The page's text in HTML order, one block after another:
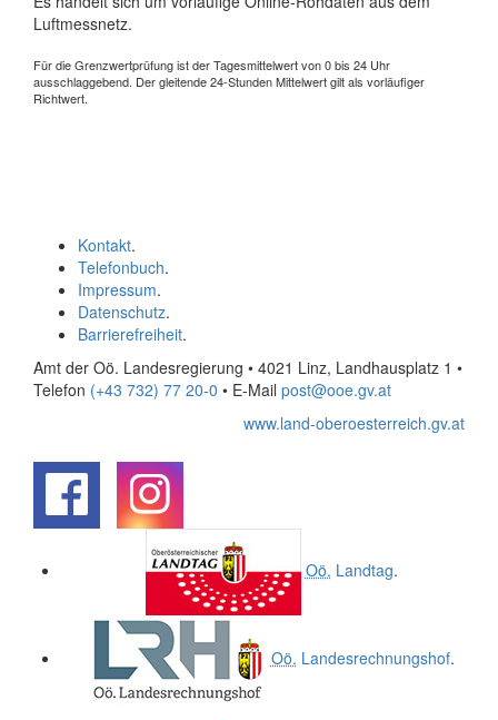
Luftmessnetz.
Für die Grenzwertprüfung ist der Tagesmittelwert von 0 bis 24 Uhr
ausschlaggebend. Der gleitende 24-Stunden Mittelwert gilt als vorläufiger
Richtwert.
Kontakt.
Telefonbuch.
Impressum.
Datenschutz.
Barrierefreiheit.
Amt der Oö. Landesregierung • 4021 Linz, Landhausplatz 1 •
Telefon (+43 732) 77 20-0 • E-Mail post@ooe.gv.at
www.land-oberoesterreich.gv.at
Oö. Landtag.
Oö. Landesrechnungshof.